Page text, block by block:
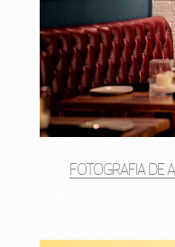
FOTOGRAFIA DE